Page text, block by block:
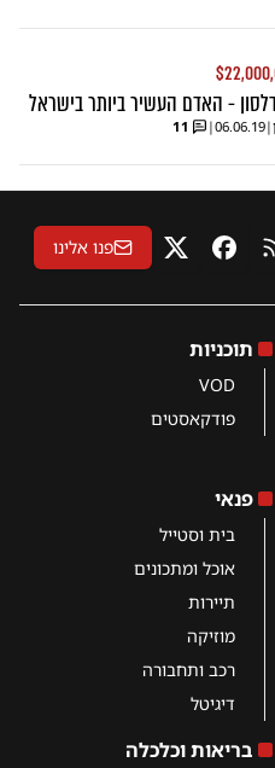
- האדם העשיר ביותר בישראל
|
06.06.19
|
11
RSS פייסבוקX פנו אלינו
תוכניות
VOD
פודקאסטים
פנאי
בית וסטייל
אוכל ומתכונים
תיירות
מוזיקה
רכב ותחבורה
דיגיטל
בריאות וכלכלה